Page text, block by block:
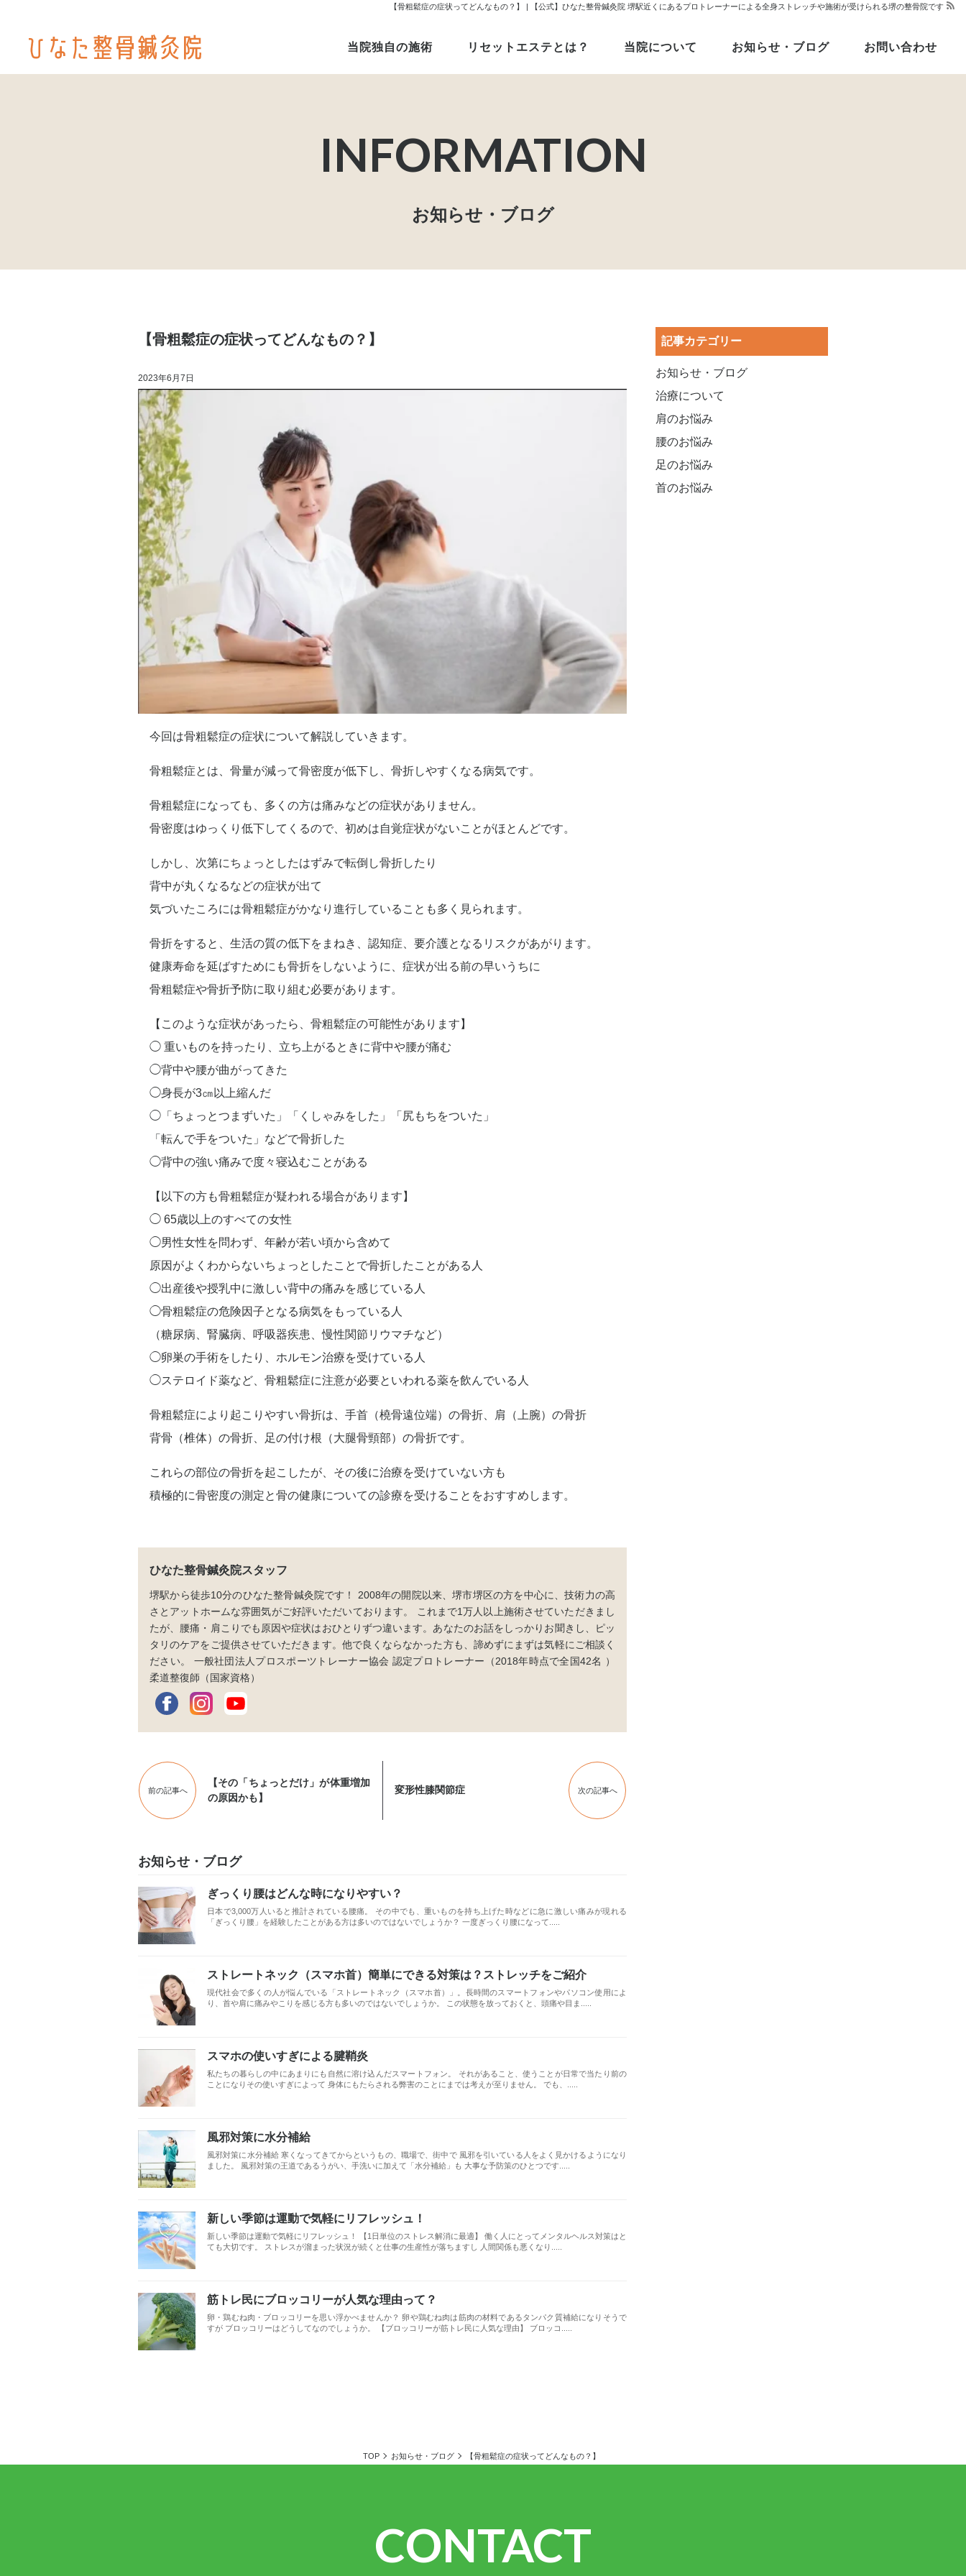
【骨粗鬆症の症状ってどんなもの？】 | 【公式】ひなた整骨鍼灸院 堺駅近くにあるプロトレーナーによる全身ストレッチや施術が受けられる堺の整骨院です
当院独自の施術 リセットエステとは？ 当院について お知らせ・ブログ お問い合わせ
お知らせ・ブログ
【骨粗鬆症の症状ってどんなもの？】
2023年6月7日
今回は骨粗鬆症の症状について解説していきます。
骨粗鬆症とは、骨量が減って骨密度が低下し、骨折しやすくなる病気です。
骨粗鬆症になっても、多くの方は痛みなどの症状がありません。
骨密度はゆっくり低下してくるので、初めは自覚症状がないことがほとんどです。
しかし、次第にちょっとしたはずみで転倒し骨折したり
背中が丸くなるなどの症状が出て
気づいたころには骨粗鬆症がかなり進行していることも多く見られます。
骨折をすると、生活の質の低下をまねき、認知症、要介護となるリスクがあがります。
健康寿命を延ばすためにも骨折をしないように、症状が出る前の早いうちに
骨粗鬆症や骨折予防に取り組む必要があります。
【このような症状があったら、骨粗鬆症の可能性があります】
◯ 重いものを持ったり、立ち上がるときに背中や腰が痛む
◯背中や腰が曲がってきた
◯身長が3㎝以上縮んだ
◯「ちょっとつまずいた」「くしゃみをした」「尻もちをついた」
「転んで手をついた」などで骨折した
◯背中の強い痛みで度々寝込むことがある
【以下の方も骨粗鬆症が疑われる場合があります】
◯ 65歳以上のすべての女性
◯男性女性を問わず、年齢が若い頃から含めて
原因がよくわからないちょっとしたことで骨折したことがある人
◯出産後や授乳中に激しい背中の痛みを感じている人
◯骨粗鬆症の危険因子となる病気をもっている人
（糖尿病、腎臓病、呼吸器疾患、慢性関節リウマチなど）
◯卵巣の手術をしたり、ホルモン治療を受けている人
◯ステロイド薬など、骨粗鬆症に注意が必要といわれる薬を飲んでいる人
骨粗鬆症により起こりやすい骨折は、手首（橈骨遠位端）の骨折、肩（上腕）の骨折
背骨（椎体）の骨折、足の付け根（大腿骨頸部）の骨折です。
これらの部位の骨折を起こしたが、その後に治療を受けていない方も
積極的に骨密度の測定と骨の健康についての診療を受けることをおすすめします。
ひなた整骨鍼灸院スタッフ
堺駅から徒歩10分のひなた整骨鍼灸院です！ 2008年の開院以来、堺市堺区の方を中心に、技術力の高
さとアットホームな雰囲気がご好評いただいております。 これまで1万人以上施術させていただきまし
たが、腰痛・肩こりでも原因や症状はおひとりずつ違います。あなたのお話をしっかりお聞きし、ピッ
タリのケアをご提供させていただきます。他で良くならなかった方も、諦めずにまずは気軽にご相談く
ださい。 一般社団法人プロスポーツトレーナー協会 認定プロトレーナー（2018年時点で全国42名 ）
柔道整復師（国家資格）
前の記事へ
【その「ちょっとだけ」が体重増加
の原因かも】
次の記事へ
変形性膝関節症
お知らせ・ブログ
ぎっくり腰はどんな時になりやすい？
日本で3,000万人いると推計されている腰痛。 その中でも、重いものを持ち上げた時などに急に激しい痛みが現れる
「ぎっくり腰」を経験したことがある方は多いのではないでしょうか？ 一度ぎっくり腰になって.....
ストレートネック（スマホ首）簡単にできる対策は？ストレッチをご紹介
現代社会で多くの人が悩んでいる「ストレートネック（スマホ首）」。長時間のスマートフォンやパソコン使用によ
り、首や肩に痛みやこりを感じる方も多いのではないでしょうか。 この状態を放っておくと、頭痛や目ま.....
スマホの使いすぎによる腱鞘炎
私たちの暮らしの中にあまりにも自然に溶け込んだスマートフォン。 それがあること、使うことが日常で当たり前の
ことになりその使いすぎによって 身体にもたらされる弊害のことにまでは考えが至りません。 でも、.....
風邪対策に水分補給
風邪対策に水分補給 寒くなってきてからというもの、職場で、街中で 風邪を引いている人をよく見かけるようになり
ました。 風邪対策の王道であるうがい、手洗いに加えて「水分補給」も 大事な予防策のひとつです.....
新しい季節は運動で気軽にリフレッシュ！
新しい季節は運動で気軽にリフレッシュ！ 【1日単位のストレス解消に最適】 働く人にとってメンタルヘルス対策はと
ても大切です。 ストレスが溜まった状況が続くと仕事の生産性が落ちますし 人間関係も悪くなり.....
筋トレ民にブロッコリーが人気な理由って？
卵・鶏むね肉・ブロッコリーを思い浮かべませんか？ 卵や鶏むね肉は筋肉の材料であるタンパク質補給になりそうで
すが ブロッコリーはどうしてなのでしょうか。 【ブロッコリーが筋トレ民に人気な理由】 ブロッコ.....
記事カテゴリー
お知らせ・ブログ
治療について
肩のお悩み
腰のお悩み
足のお悩み
首のお悩み
TOP お知らせ・ブログ 【骨粗鬆症の症状ってどんなもの？】